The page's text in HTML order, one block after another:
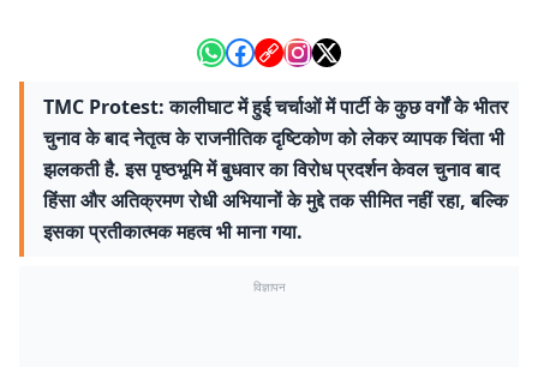
TMC Protest: कालीघाट में हुई चर्चाओं में पार्टी के कुछ वर्गों के भीतर
चुनाव के बाद नेतृत्व के राजनीतिक दृष्टिकोण को लेकर व्यापक चिंता भी
झलकती है. इस पृष्ठभूमि में बुधवार का विरोध प्रदर्शन केवल चुनाव बाद
हिंसा और अतिक्रमण रोधी अभियानों के मुद्दे तक सीमित नहीं रहा, बल्कि
इसका प्रतीकात्मक महत्व भी माना गया.
विज्ञापन